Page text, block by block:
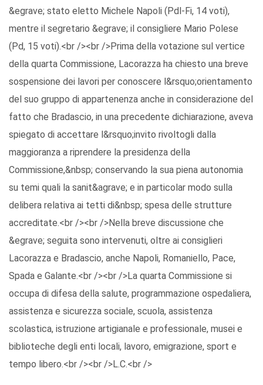
&egrave; stato eletto Michele Napoli (Pdl-Fi, 14 voti),
mentre il segretario &egrave; il consigliere Mario Polese
(Pd, 15 voti).<br /><br />Prima della votazione sul vertice
della quarta Commissione, Lacorazza ha chiesto una breve
sospensione dei lavori per conoscere l&rsquo;orientamento
del suo gruppo di appartenenza anche in considerazione del
fatto che Bradascio, in una precedente dichiarazione, aveva
spiegato di accettare l&rsquo;invito rivoltogli dalla
maggioranza a riprendere la presidenza della
Commissione,&nbsp; conservando la sua piena autonomia
su temi quali la sanit&agrave; e in particolar modo sulla
delibera relativa ai tetti di&nbsp; spesa delle strutture
accreditate.<br /><br />Nella breve discussione che
&egrave; seguita sono intervenuti, oltre ai consiglieri
Lacorazza e Bradascio, anche Napoli, Romaniello, Pace,
Spada e Galante.<br /><br />La quarta Commissione si
occupa di difesa della salute, programmazione ospedaliera,
assistenza e sicurezza sociale, scuola, assistenza
scolastica, istruzione artigianale e professionale, musei e
biblioteche degli enti locali, lavoro, emigrazione, sport e
tempo libero.<br /><br />L.C.<br />